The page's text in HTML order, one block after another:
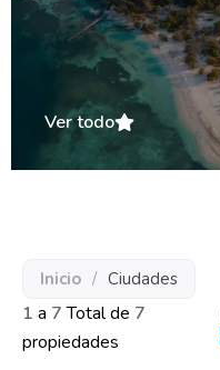
Ver todo
Inicio / Ciudades
1 a 7Total de 7
propiedades